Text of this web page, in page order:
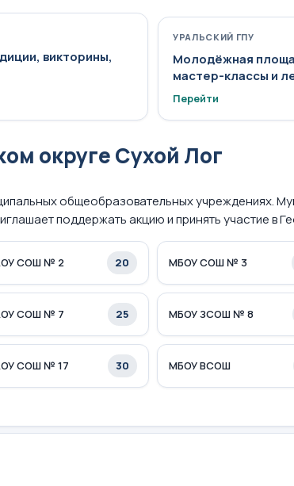
викторины,
УРАЛЬСКИЙ ГПУ
Молодёжная
мастер-классы и
Перейти
округе Сухой Лог
общеобразовательных учреждениях.
поддержать акцию и принять участие в
СОШ № 2 20 МБОУ СОШ № 3
СОШ № 7 25 МБОУ ЗСОШ № 8
СОШ № 17 30 МБОУ ВСОШ